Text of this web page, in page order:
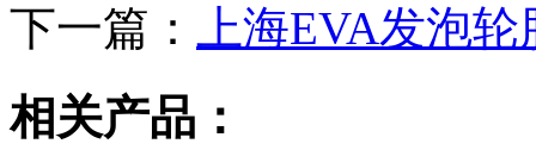
下一篇：
上海EVA发泡轮
相关产品：